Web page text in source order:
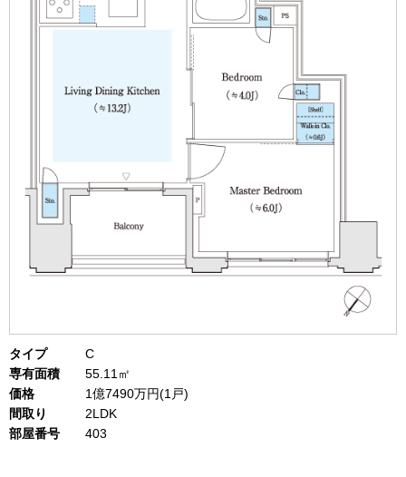
タイプ
C
専有面積
55.11㎡
価格
1億7490万円(1戸)
間取り
2LDK
部屋番号
403